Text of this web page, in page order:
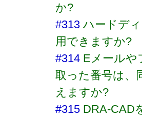
か?
#313 ハードデ
用できますか?
#314 Eメールや
取った番号は、
えますか?
#315 DRA-CAD